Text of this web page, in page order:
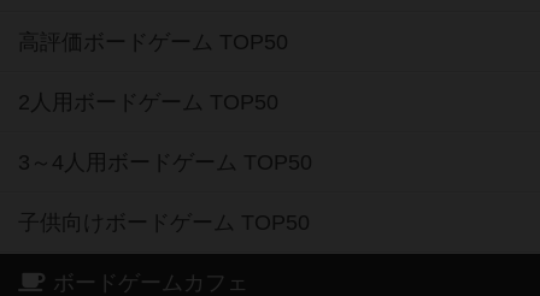
高評価ボードゲーム TOP50
2人用ボードゲーム TOP50
3～4人用ボードゲーム TOP50
子供向けボードゲーム TOP50
ボードゲームカフェ